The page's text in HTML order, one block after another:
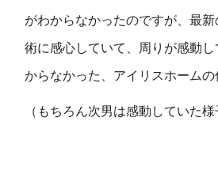
がわからなかったのですが、最
術に感心していて、周りが感動
からなかった、アイリスホームの
（もちろん次男は感動していた様